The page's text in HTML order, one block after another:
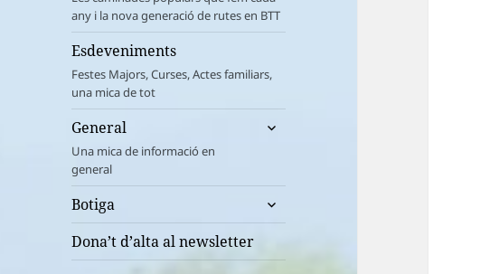
any i la nova generació de rutes en BTT
Esdeveniments
Festes Majors, Curses, Actes familiars,
una mica de tot
General
Una mica de informació en
general
amplia
fill
Botiga
amplia
el
fill
Dona’t d’alta al newsletter